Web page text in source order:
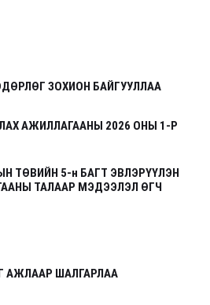
ЗОХИОН БАЙГУУЛЛАА
АЖИЛЛАГААНЫ 2026 ОНЫ 1-Р
ТӨВИЙН 5-н БАГТ ЭВЛЭРҮҮЛЭН
ТАЛААР МЭДЭЭЛЭЛ ӨГЧ
АЖЛААР ШАЛГАРЛАА